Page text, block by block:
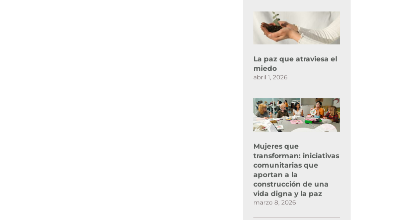
La paz que atraviesa el
miedo
abril 1, 2026
Mujeres que
transforman: iniciativas
comunitarias que
aportan a la
construcción de una
vida digna y la paz
marzo 8, 2026